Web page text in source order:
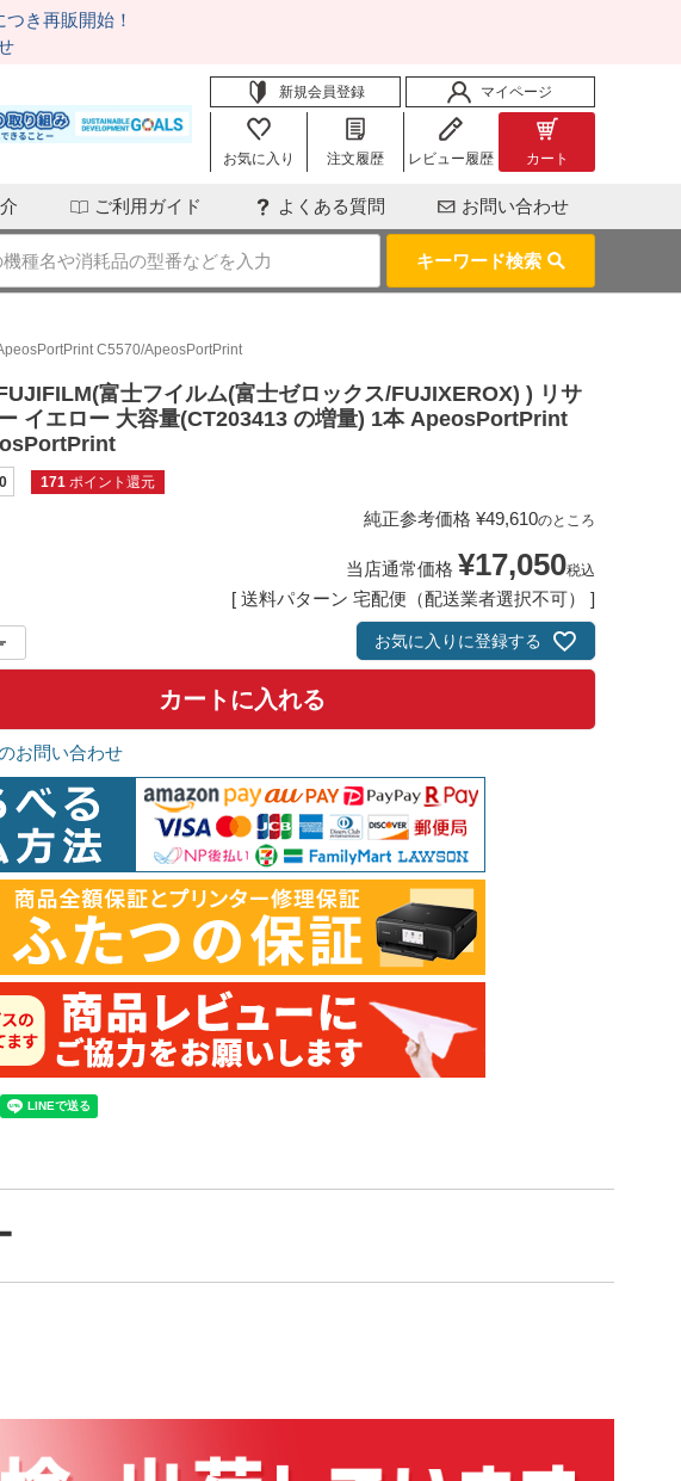
き再販開始！
新規会員登録 マイページ
お気に入り 注文履歴 レビュー履歴 カート
ご利用ガイド よくある質問 お問い合わせ
キーワード検索
C5570/ApeosPortPrint
富士フイルム(富士ゼロックス/FUJIXEROX) ) リサ
イエロー 大容量(CT203413 の増量) 1本 ApeosPortPrint
171 ポイント還元
純正参考価格 ¥49,610のところ
当店通常価格 ¥17,050税込
送料パターン 宅配便（配送業者選択不可）
お気に入りに登録する
カートに入れる
お問い合わせ